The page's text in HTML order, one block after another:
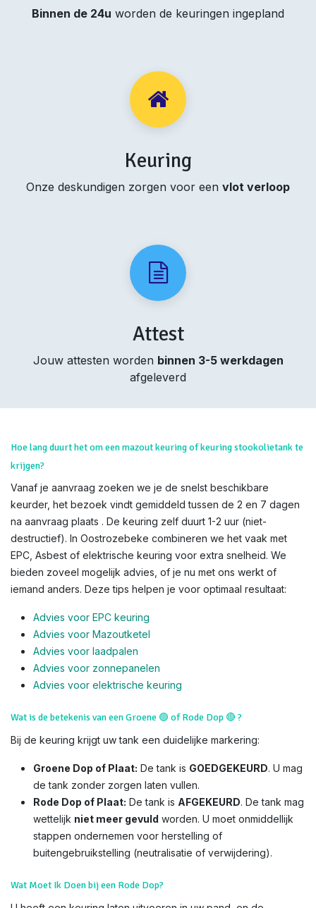
Binnen de 24u worden de keuringen ingepland
Keuring
Onze deskundigen zorgen voor een vlot verloop
Attest
Jouw attesten worden binnen 3-5 werkdagen
afgeleverd
Hoe lang duurt het om een mazout keuring of keuring stookolietank te
krijgen?
Vanaf je aanvraag zoeken we je de snelst beschikbare
keurder, het bezoek vindt gemiddeld tussen de 2 en 7 dagen
na aanvraag plaats . De keuring zelf duurt 1-2 uur (niet-
destructief). In Oostrozebeke combineren we het vaak met
EPC, Asbest of elektrische keuring voor extra snelheid. We
bieden zoveel mogelijk advies, of je nu met ons werkt of
iemand anders. Deze tips helpen je voor optimaal resultaat:
Advies voor EPC keuring
Advies voor Mazoutketel
Advies voor laadpalen
Advies voor zonnepanelen
Advies voor elektrische keuring
Wat is de betekenis van een Groene 🟢 of Rode Dop🔴?
Bij de keuring krijgt uw tank een duidelijke markering:
Groene Dop of Plaat: De tank is GOEDGEKEURD. U mag
de tank zonder zorgen laten vullen.
Rode Dop of Plaat: De tank is AFGEKEURD. De tank mag
wettelijk niet meer gevuld worden. U moet onmiddellijk
stappen ondernemen voor herstelling of
buitengebruikstelling (neutralisatie of verwijdering).
Wat Moet Ik Doen bij een Rode Dop?